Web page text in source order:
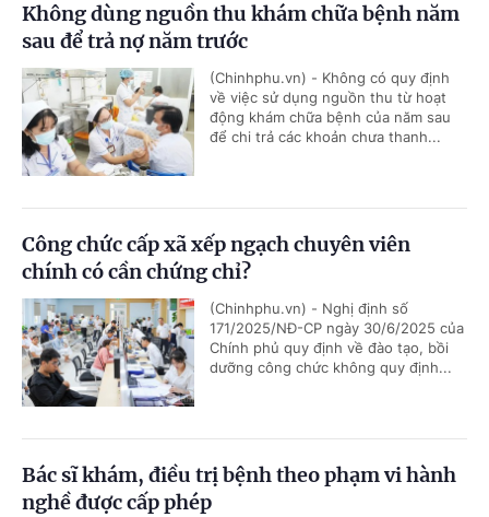
Không dùng nguồn thu khám chữa bệnh năm
sau để trả nợ năm trước
(Chinhphu.vn) - Không có quy định
về việc sử dụng nguồn thu từ hoạt
động khám chữa bệnh của năm sau
để chi trả các khoản chưa thanh...
Công chức cấp xã xếp ngạch chuyên viên
chính có cần chứng chỉ?
(Chinhphu.vn) - Nghị định số
171/2025/NĐ-CP ngày 30/6/2025 của
Chính phủ quy định về đào tạo, bồi
dưỡng công chức không quy định...
Bác sĩ khám, điều trị bệnh theo phạm vi hành
nghề được cấp phép